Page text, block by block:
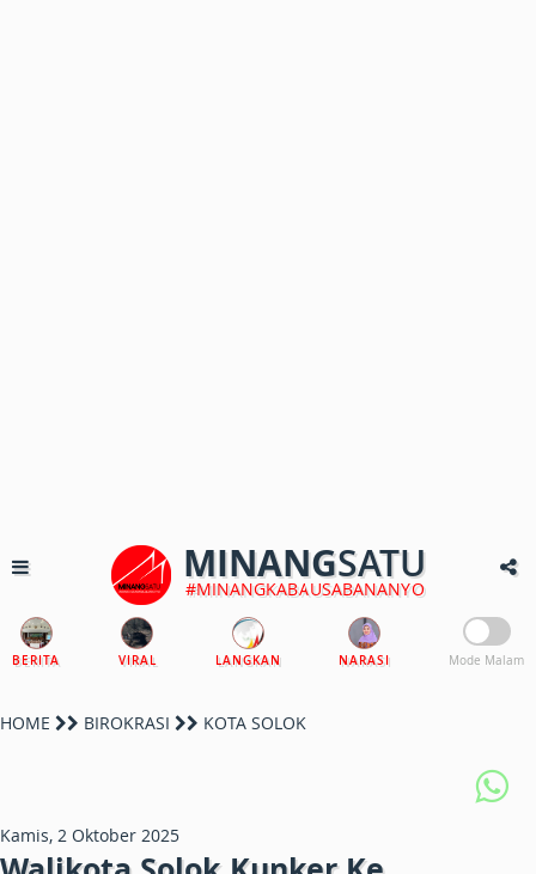
MINANGSATU
#MINANGKABAUSABANANYO
BERITA VIRAL LANGKAN NARASI Mode Malam
HOME BIROKRASI KOTA SOLOK
Kamis, 2 Oktober 2025